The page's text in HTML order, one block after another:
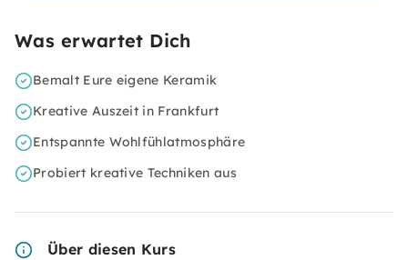
Was erwartet Dich
Bemalt Eure eigene Keramik
Kreative Auszeit in Frankfurt
Entspannte Wohlfühlatmosphäre
Probiert kreative Techniken aus
Über diesen Kurs